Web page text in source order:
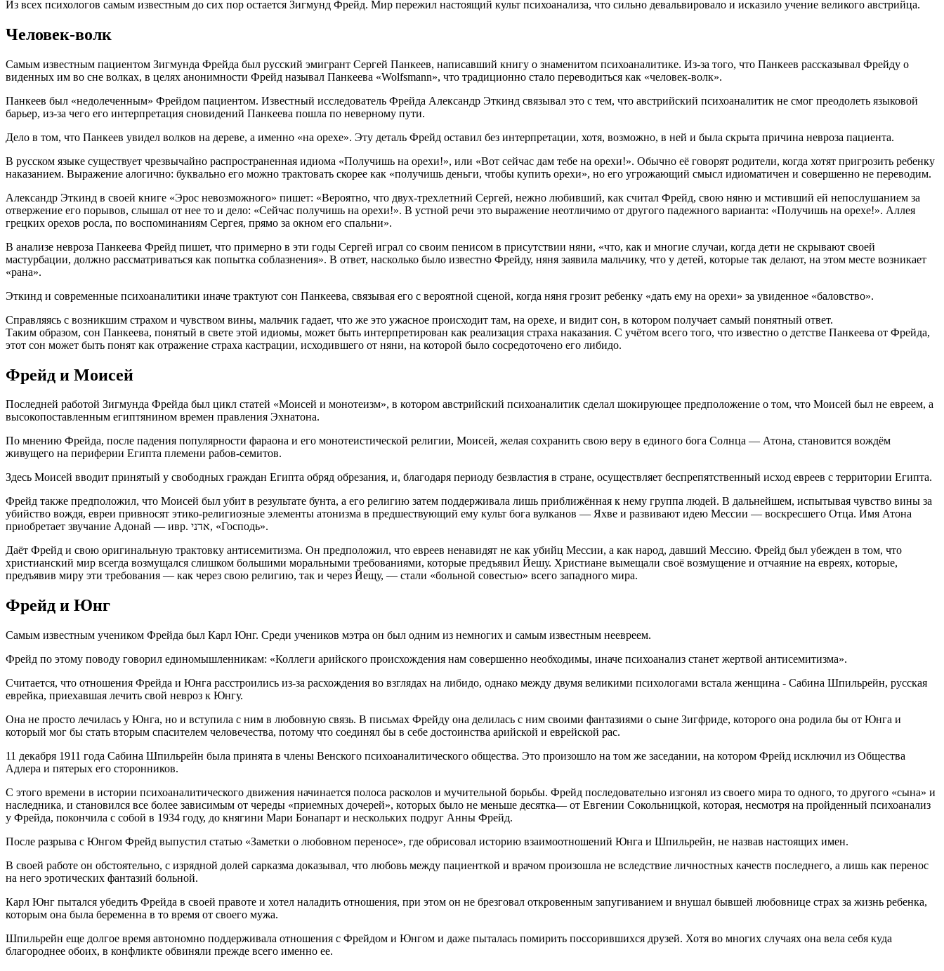
Из всех психологов самым известным до сих пор остается Зигмунд Фрейд. Мир пережил настоящий культ психоанализа, что сильно девальвировало и исказило учение великого авcтрийца.
Человек-волк
Самым известным пациентом Зигмунда Фрейда был русский эмигрант Сергей Панкеев, написавший книгу о знаменитом психоаналитике. Из-за того, что Панкеев рассказывал Фрейду о
виденных им во сне волках, в целях анонимности Фрейд называл Панкеева «Wolfsmann», что традиционно стало переводиться как «человек-волк».
Панкеев был «недолеченным» Фрейдом пациентом. Известный исследователь Фрейда Александр Эткинд связывал это с тем, что австрийский психоаналитик не смог преодолеть языковой
барьер, из-за чего его интерпретация сновидений Панкеева пошла по неверному пути.
Дело в том, что Панкеев увидел волков на дереве, а именно «на орехе». Эту деталь Фрейд оставил без интерпретации, хотя, возможно, в ней и была скрыта причина невроза пациента.
В русском языке существует чрезвычайно распространенная идиома «Получишь на орехи!», или «Вот сейчас дам тебе на орехи!». Обычно её говорят родители, когда хотят пригрозить ребенку
наказанием. Выражение алогично: буквально его можно трактовать скорее как «получишь деньги, чтобы купить орехи», но его угрожающий смысл идиоматичен и совершенно не переводим.
Александр Эткинд в своей книге «Эрос невозможного» пишет: «Вероятно, что двух-трехлетний Сергей, нежно любивший, как считал Фрейд, свою няню и мстивший ей непослушанием за
отвержение его порывов, слышал от нее то и дело: «Сейчас получишь на орехи!». В устной речи это выражение неотличимо от другого падежного варианта: «Получишь на орехе!». Аллея
грецких орехов росла, по воспоминаниям Сергея, прямо за окном его спальни».
В анализе невроза Панкеева Фрейд пишет, что примерно в эти годы Сергей играл со своим пенисом в присутствии няни, «что, как и многие случаи, когда дети не скрывают своей
мастурбации, должно рассматриваться как попытка соблазнения». В ответ, насколько было известно Фрейду, няня заявила мальчику, что у детей, которые так делают, на этом месте возникает
«рана».
Эткинд и современные психоаналитики иначе трактуют сон Панкеева, связывая его с вероятной сценой, когда няня грозит ребенку «дать ему на орехи» за увиденное «баловство».
Справляясь с возникшим страхом и чувством вины, мальчик гадает, что же это ужасное происходит там, на орехе, и видит сон, в котором получает самый понятный ответ.
Таким образом, сон Панкеева, понятый в свете этой идиомы, может быть интерпретирован как реализация страха наказания. С учётом всего того, что известно о детстве Панкеева от Фрейда,
этот сон может быть понят как отражение страха кастрации, исходившего от няни, на которой было сосредоточено его либидо.
Фрейд и Моисей
Последней работой Зигмунда Фрейда был цикл статей «Моисей и монотеизм», в котором австрийский психоаналитик сделал шокирующее предположение о том, что Моисей был не евреем, а
высокопоставленным египтянином времен правления Эхнатона.
По мнению Фрейда, после падения популярности фараона и его монотеистической религии, Моисей, желая сохранить свою веру в единого бога Солнца — Атона, становится вождём
живущего на периферии Египта племени рабов-семитов.
Здесь Моисей вводит принятый у свободных граждан Египта обряд обрезания, и, благодаря периоду безвластия в стране, осуществляет беспрепятственный исход евреев с территории Египта.
Фрейд также предположил, что Моисей был убит в результате бунта, а его религию затем поддерживала лишь приближённая к нему группа людей. В дальнейшем, испытывая чувство вины за
убийство вождя, евреи привносят этико-религиозные элементы атонизма в предшествующий ему культ бога вулканов — Яхве и развивают идею Мессии — воскресшего Отца. Имя Атона
приобретает звучание Адонай — ивр. ‏אדני‏‎‎‎, «Господь».
Даёт Фрейд и свою оригинальную трактовку антисемитизма. Он предположил, что евреев ненавидят не как убийц Мессии, а как народ, давший Мессию. Фрейд был убежден в том, что
христианский мир всегда возмущался слишком большими моральными требованиями, которые предъявил Йешу. Христиане вымещали своё возмущение и отчаяние на евреях, которые,
предъявив миру эти требования — как через свою религию, так и через Йещу, — стали «больной совестью» всего западного мира.
Фрейд и Юнг
Самым известным учеником Фрейда был Карл Юнг. Среди учеников мэтра он был одним из немногих и самым известным неевреем.
Фрейд по этому поводу говорил единомышленникам: «Коллеги арийского происхождения нам совершенно необходимы, иначе психоанализ станет жертвой антисемитизма».
Считается, что отношения Фрейда и Юнга расстроились из-за расхождения во взглядах на либидо, однако между двумя великими психологами встала женщина - Сабина Шпильрейн, русская
еврейка, приехавшая лечить свой невроз к Юнгу.
Она не просто лечилась у Юнга, но и вступила с ним в любовную связь. В письмах Фрейду она делилась с ним своими фантазиями о сыне Зигфриде, которого она родила бы от Юнга и
который мог бы стать вторым спасителем человечества, потому что соединял бы в себе достоинства арийской и еврейской рас.
11 декабря 1911 года Сабина Шпильрейн была принята в члены Венского психоаналитического общества. Это произошло на том же заседании, на котором Фрейд исключил из Общества
Адлера и пятерых его сторонников.
С этого времени в истории психоаналитического движения начинается полоса расколов и мучительной борьбы. Фрейд последовательно изгонял из своего мира то одного, то другого «сына» и
наследника, и становился все более зависимым от череды «приемных дочерей», которых было не меньше десятка— от Евгении Сокольницкой, которая, несмотря на пройденный психоанализ
у Фрейда, покончила с собой в 1934 году, до княгини Мари Бонапарт и нескольких подруг Анны Фрейд.
После разрыва с Юнгом Фрейд выпустил статью «Заметки о любовном переносе», где обрисовал историю взаимоотношений Юнга и Шпильрейн, не назвав настоящих имен.
В своей работе он обстоятельно, с изрядной долей сарказма доказывал, что любовь между пациенткой и врачом произошла не вследствие личностных качеств последнего, а лишь как перенос
на него эротических фантазий больной.
Карл Юнг пытался убедить Фрейда в своей правоте и хотел наладить отношения, при этом он не брезговал откровенным запугиванием и внушал бывшей любовнице страх за жизнь ребенка,
которым она была беременна в то время от своего мужа.
Шпильрейн еще долгое время автономно поддерживала отношения с Фрейдом и Юнгом и даже пыталась помирить поссорившихся друзей. Хотя во многих случаях она вела себя куда
благороднее обоих, в конфликте обвиняли прежде всего именно ее.